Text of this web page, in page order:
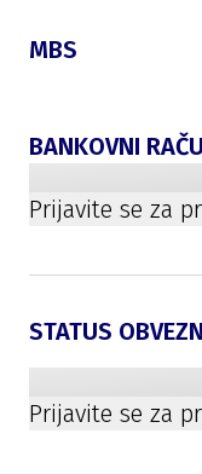
MBS
BANKOVNI
Prijavite se za
STATUS
Prijavite se za